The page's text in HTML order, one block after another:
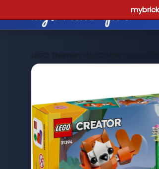
LEGO Themen >LEGO NEW >LEGO